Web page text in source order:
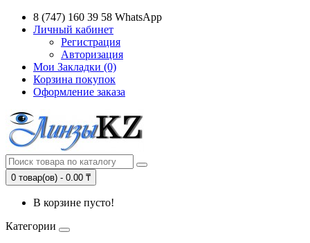
8 (747) 160 39 58 WhatsApp
Личный кабинет
Регистрация
Авторизация
Мои Закладки (0)
Корзина покупок
Оформление заказа
0 товар(ов) - 0.00 ₸
В корзине пусто!
Категории